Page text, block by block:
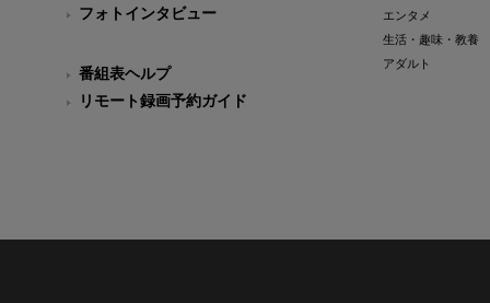
フォトインタビュー
番組表ヘルプ
リモート録画予約ガイド
エンタメ
生活・趣味・教養
アダルト